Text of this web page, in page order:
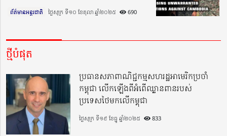
ព័ត៌មានអន្តរជាតិ ថ្ងៃសុក្រ ទី១០ ខែតុលា ឆ្នាំ២០២៥​ 690
ថ្មីបំផុត
ប្រធានសភាពាណិជ្ជកម្មសហរដ្ឋអាមេរិកប្រចាំ
កម្ពុជា លើកឡើងពីអំពើឈ្លានពានរបស់
ប្រទេសថៃមកលើកម្ពុជា
ថ្ងៃសុក្រ ទី១៩ ខែធ្នូ ឆ្នាំ២០២៥ 833